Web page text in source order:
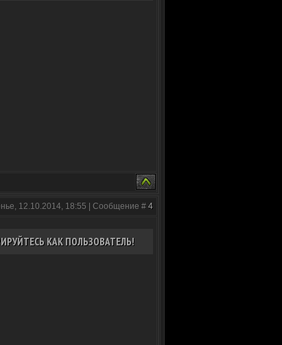
12.10.2014, 18:55 | Сообщение # 4
КАК ПОЛЬЗОВАТЕЛЬ!